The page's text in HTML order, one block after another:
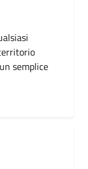
semplice